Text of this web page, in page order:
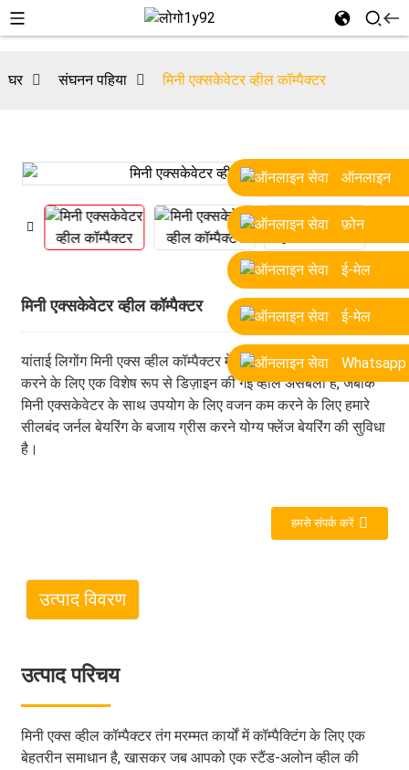
ऑनलाइन
फ़ोन
ई-मेल
ई-मेल
Whatsapp
घर संघनन पहिया मिनी एक्सकेवेटर व्हील कॉम्पैक्टर
मिनी एक्सकेवेटर व्हील कॉम्पैक्टर
यांताई लिगोंग मिनी एक्स व्हील कॉम्पैक्टर में इष्टतम संघनन सुनिश्चित
करने के लिए एक विशेष रूप से डिज़ाइन की गई व्हील असेंबली है, जबकि
मिनी एक्सकेवेटर के साथ उपयोग के लिए वजन कम करने के लिए हमारे
सीलबंद जर्नल बेयरिंग के बजाय ग्रीस करने योग्य फ्लेंज बेयरिंग की सुविधा
है।
हमसे संपर्क करें
उत्पाद विवरण
उत्पाद परिचय
मिनी एक्स व्हील कॉम्पैक्टर तंग मरम्मत कार्यों में कॉम्पैक्टिंग के लिए एक
बेहतरीन समाधान है, खासकर जब आपको एक स्टैंड-अलोन व्हील की